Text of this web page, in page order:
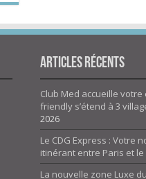
Articles Récents
Club Med accueille votre
friendly s’étend à 3
2026
Le CDG Express : Votre
itinérant entre Paris et le
La nouvelle zone Luxe